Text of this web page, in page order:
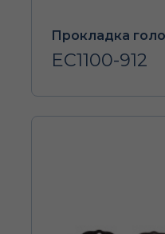
Прокладка
EC1100-912